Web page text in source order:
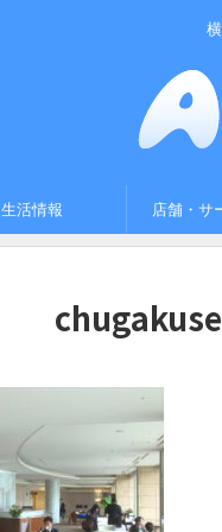
生活情報 店舗・サ